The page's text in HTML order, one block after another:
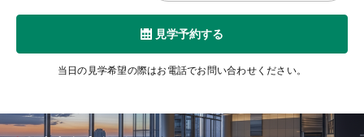
見学予約する
当日の見学希望の際はお電話でお問い合わせください。